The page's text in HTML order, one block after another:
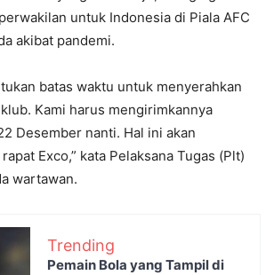
untuk Indonesia di Piala AFC
akibat pandemi.
batas waktu untuk menyerahkan
Kami harus mengirimkannya
Desember nanti. Hal ini akan
Exco,” kata Pelaksana Tugas (Plt)
wartawan.
Trending
Pemain Bola yang Tampil di